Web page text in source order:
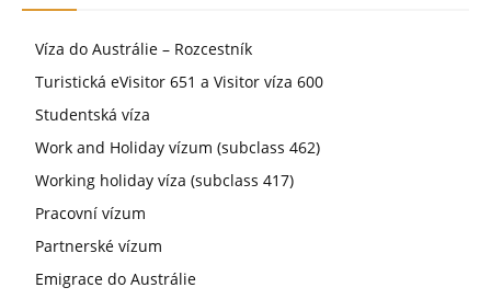
Víza do Austrálie – Rozcestník
Turistická eVisitor 651 a Visitor víza 600
Studentská víza
Work and Holiday vízum (subclass 462)
Working holiday víza (subclass 417)
Pracovní vízum
Partnerské vízum
Emigrace do Austrálie